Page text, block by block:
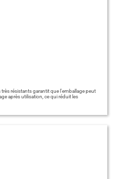
résistants garantit que l'emballage peut
après utilisation, ce qui réduit les